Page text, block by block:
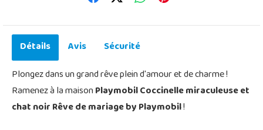
Détails Avis
Sécurité
Plongez dans un grand rêve plein d'amour et de charme !
Ramenez à la maisonPlaymobil Coccinelle miraculeuse et
chat noir Rêve de mariage by Playmobil!